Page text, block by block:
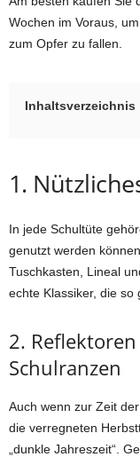
Wochen im Voraus,
zum Opfer zu fallen.
Inhaltsverzeichnis
1.
In jede Schultüte
genutzt werden
Tuschkasten, Lineal
echte Klassiker, die so
2.
Schulranzen
Auch wenn zur Zeit
die verregneten
„dunkle Jahreszeit“.